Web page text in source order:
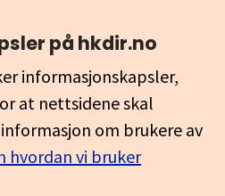
på hkdir.no
informasjonskapsler,
at nettsidene skal
om brukere av
hvordan vi bruker